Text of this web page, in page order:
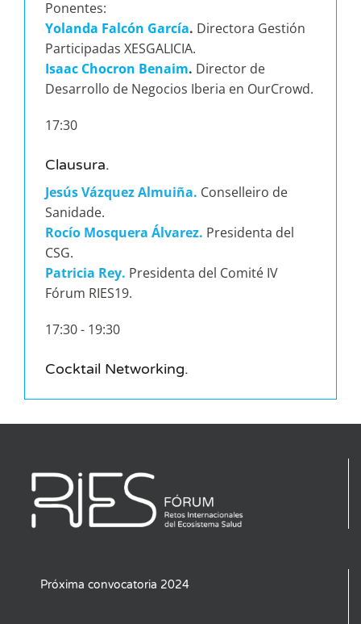
Ponentes:
Yolanda Falcón García. Directora Gestión
Participadas XESGALICIA.
Isaac Chocron Benaim. Director de
Desarrollo de Negocios Iberia en OurCrowd.
17:30
Clausura.
Jesús Vázquez Almuiña. Conselleiro de
Sanidade.
Rocío Mosquera Álvarez. Presidenta del
CSG.
Patricia Rey. Presidenta del Comité IV
Fórum RIES19.
17:30 - 19:30
Cocktail Networking.
Próxima convocatoria 2024